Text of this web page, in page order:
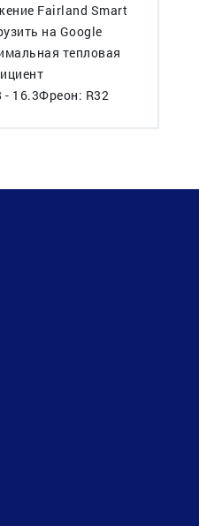
Fairland Smart
на Google
тепловая
- 16.3Фреон: R32